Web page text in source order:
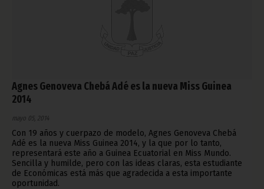
Agnes Genoveva Chebá Adé es la nueva Miss Guinea
2014
mayo 05, 2014
Con 19 años y cuerpazo de modelo, Agnes Genoveva Chebá
Adé es la nueva Miss Guinea 2014, y la que por lo tanto,
representará este año a Guinea Ecuatorial en Miss Mundo.
Sencilla y humilde, pero con las ideas claras, esta estudiante
de Económicas está más que agradecida a esta importante
oportunidad.